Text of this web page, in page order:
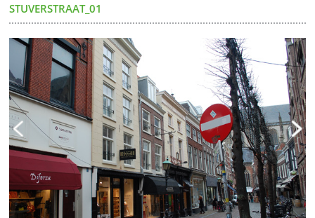
STUVERSTRAAT_01